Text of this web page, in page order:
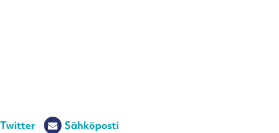
Twitter Sähköposti